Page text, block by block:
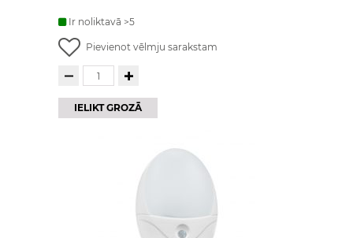
Ir noliktavā >5
Pievienot vēlmju sarakstam
IELIKT GROZĀ